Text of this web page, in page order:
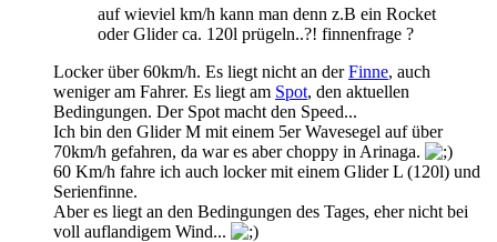
auf wieviel km/h kann man denn z.B ein Rocket
oder Glider ca. 120l prügeln..?! finnenfrage ?
Locker über 60km/h. Es liegt nicht an derFinne, auch
weniger am Fahrer. Es liegt am Spot, den aktuellen
Bedingungen. Der Spot macht den Speed...
Ich bin den Glider M mit einem 5er Wavesegel auf über
70km/h gefahren, da war es aber choppy in Arinaga.
60 Km/h fahre ich auch locker mit einem Glider L (120l) und
Serienfinne.
Aber es liegt an den Bedingungen des Tages, eher nicht bei
voll auflandigem Wind...